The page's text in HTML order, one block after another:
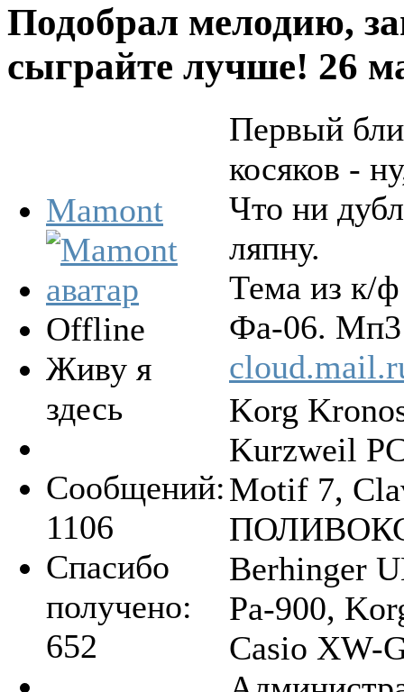
Подобрал мелодию,
сыграйте лучше! 26
Mamont
Offline
Живу я
здесь
Сообщений:
1106
Спасибо
получено:
652
Первый
косяков -
Что ни
ляпну.
Тема из к/
Фа-06. Мп3
Korg
Kurzweil
Motif 7,
ПОЛИВОКС,
Berhinger
Pa-900,
Casio XW-